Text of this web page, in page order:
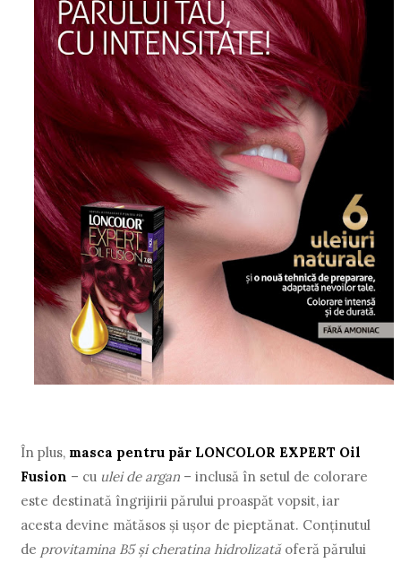
În plus, masca pentru păr LONCOLOR EXPERT Oil
Fusion – cu ulei de argan – inclusă în setul de colorare
este destinată îngrijirii părului proaspăt vopsit, iar
acesta devine mătăsos și ușor de pieptănat. Conținutul
de provitamina B5 și cheratina hidrolizatăoferă părului